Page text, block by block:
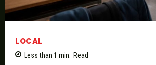
LOCAL
Less than 1 min. Read